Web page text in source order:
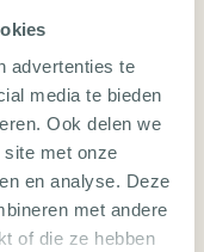
advertenties te
media te bieden
Ook delen we
met onze
en analyse. Deze
met andere
of die ze hebben
vanaf
€3.400
op Ambon (CGK)
vanaf
€4.559,-
€4.700,-